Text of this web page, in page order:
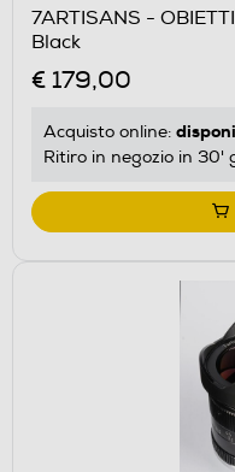
7ARTISANS -
Black
€ 179,00
Acquisto online:
Ritiro in negozio in 30'